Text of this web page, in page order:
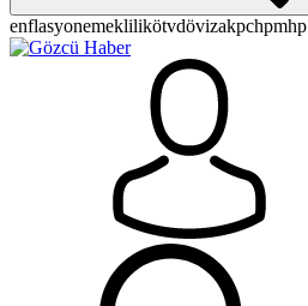
enflasyonemeklilikötvdövizakpchpmhp